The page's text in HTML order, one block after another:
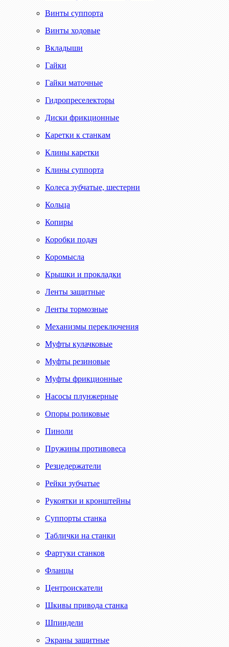
Винты суппорта
Винты ходовые
Вкладыши
Гайки
Гайки маточные
Гидропреселекторы
Диски фрикционные
Каретки к станкам
Клины каретки
Клины суппорта
Колеса зубчатые, шестерни
Кольца
Копиры
Коробки подач
Коромысла
Крышки и прокладки
Ленты защитные
Ленты тормозные
Механизмы переключения
Муфты кулачковые
Муфты резиновые
Муфты фрикционные
Насосы плунжерные
Опоры роликовые
Пиноли
Пружины противовеса
Резцедержатели
Рейки зубчатые
Рукоятки и кронштейны
Суппорты станка
Таблички на станки
Фартуки станков
Фланцы
Центроискатели
Шкивы привода станка
Шпиндели
Экраны защитные